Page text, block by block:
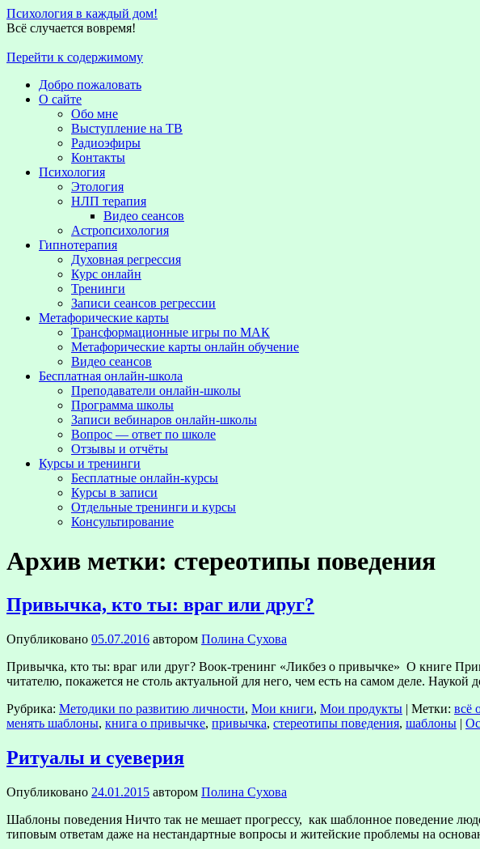
Психология в каждый дом!
Всё случается вовремя!
Перейти к содержимому
Добро пожаловать
О сайте
Обо мне
Выступление на TВ
Радиоэфиры
Контакты
Психология
Этология
НЛП терапия
Видео сеансов
Астропсихология
Гипнотерапия
Духовная регрессия
Курс онлайн
Тренинги
Записи сеансов регрессии
Метафорические карты
Трансформационные игры по МАК
Метафорические карты онлайн обучение
Видео сеансов
Бесплатная онлайн-школа
Преподаватели онлайн-школы
Программа школы
Записи вебинаров онлайн-школы
Вопрос — ответ по школе
Отзывы и отчёты
Курсы и тренинги
Бесплатные онлайн-курсы
Курсы в записи
Отдельные тренинги и курсы
Консультирование
Архив метки: стереотипы поведения
Привычка, кто ты: враг или друг?
Опубликовано 05.07.2016 автором Полина Сухова
Привычка, кто ты: враг или друг? Воок-тренинг «Ликбез о привычке» О книге
читателю, покажется не столь актуальной для него, чем есть на самом деле. Наукой
Рубрика: Методики по развитию личности, Мои книги, Мои продукты | Метки: всё
менять шаблоны, книга о привычке, привычка, стереотипы поведения, шаблоны |
Ритуалы и суеверия
Опубликовано 24.01.2015 автором Полина Сухова
Шаблоны поведения Ничто так не мешает прогрессу, как шаблонное поведение
типовым ответам даже на нестандартные вопросы и житейские проблемы на